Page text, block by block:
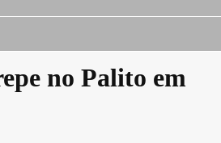
no Palito em